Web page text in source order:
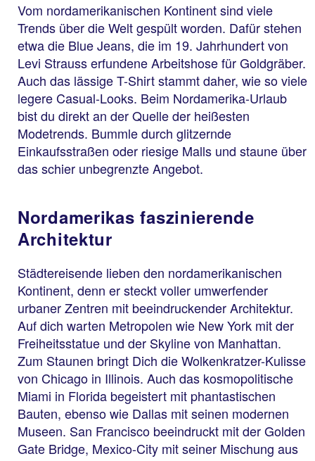
Vom nordamerikanischen Kontinent sind viele
Trends über die Welt gespült worden. Dafür stehen
etwa die Blue Jeans, die im 19. Jahrhundert von
Levi Strauss erfundene Arbeitshose für Goldgräber.
Auch das lässige T-Shirt stammt daher, wie so viele
legere Casual-Looks. Beim Nordamerika-Urlaub
bist du direkt an der Quelle der heißesten
Modetrends. Bummle durch glitzernde
Einkaufsstraßen oder riesige Malls und staune über
das schier unbegrenzte Angebot.
Nordamerikas faszinierende
Architektur
Städtereisende lieben den nordamerikanischen
Kontinent, denn er steckt voller umwerfender
urbaner Zentren mit beeindruckender Architektur.
Auf dich warten Metropolen wie New York mit der
Freiheitsstatue und der Skyline von Manhattan.
Zum Staunen bringt Dich die Wolkenkratzer-Kulisse
von Chicago in Illinois. Auch das kosmopolitische
Miami in Florida begeistert mit phantastischen
Bauten, ebenso wie Dallas mit seinen modernen
Museen. San Francisco beeindruckt mit der Golden
Gate Bridge, Mexico-City mit seiner Mischung aus